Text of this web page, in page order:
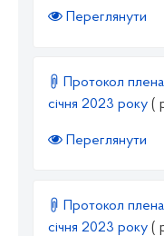
Переглянути
Протокол
січня 2023 року (
Переглянути
Протокол
січня 2023 року (